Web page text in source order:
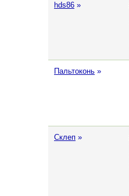
hds86 »
Пальтоконь »
Склеп »